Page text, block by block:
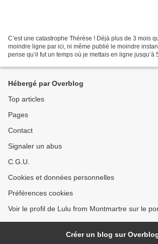
C’est une catastrophe Thérèse ! Déjà plus de 3 mois
moindre ligne par ici, ni même publié le moindre
pense qu’il fut un temps où je mettais en ligne jusqu’à
Hébergé par Overblog
Top articles
Pages
Contact
Signaler un abus
C.G.U.
Cookies et données personnelles
Préférences cookies
Voir le profil de Lulu from Montmartre sur le
Créer un blog sur